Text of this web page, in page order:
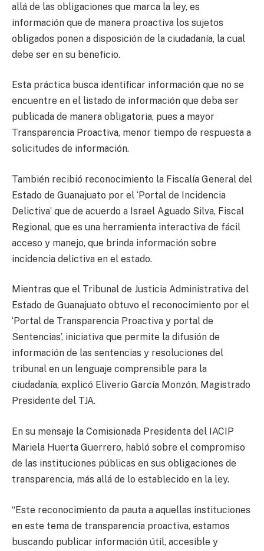
allá de las obligaciones que marca la ley, es
información que de manera proactiva los sujetos
obligados ponen a disposición de la ciudadanía, la cual
debe ser en su beneficio.
Esta práctica busca identificar información que no se
encuentre en el listado de información que deba ser
publicada de manera obligatoria, pues a mayor
Transparencia Proactiva, menor tiempo de respuesta a
solicitudes de información.
También recibió reconocimiento la Fiscalía General del
Estado de Guanajuato por el ‘Portal de Incidencia
Delictiva’ que de acuerdo a Israel Aguado Silva, Fiscal
Regional, que es una herramienta interactiva de fácil
acceso y manejo, que brinda información sobre
incidencia delictiva en el estado.
Mientras que el Tribunal de Justicia Administrativa del
Estado de Guanajuato obtuvo el reconocimiento por el
‘Portal de Transparencia Proactiva y portal de
Sentencias’, iniciativa que permite la difusión de
información de las sentencias y resoluciones del
tribunal en un lenguaje comprensible para la
ciudadanía, explicó Eliverio García Monzón, Magistrado
Presidente del TJA.
En su mensaje la Comisionada Presidenta del IACIP
Mariela Huerta Guerrero, habló sobre el compromiso
de las instituciones públicas en sus obligaciones de
transparencia, más allá de lo establecido en la ley.
“Este reconocimiento da pauta a aquellas instituciones
en este tema de transparencia proactiva, estamos
buscando publicar información útil, accesible y